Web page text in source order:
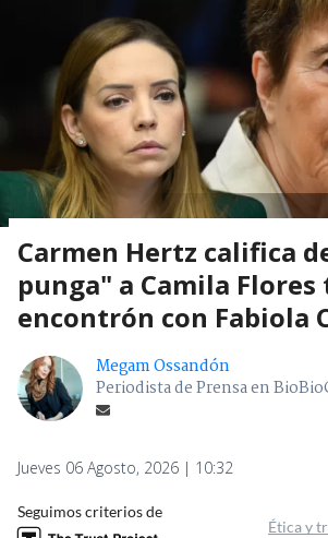
Carmen Hertz califica
punga" a Camila Flores
encontrón con Fabiola
Megam Ossandón
Periodista de Prensa en
Jueves 06 Agosto, 2026 | 10:32
Seguimos criterios de
Ética y